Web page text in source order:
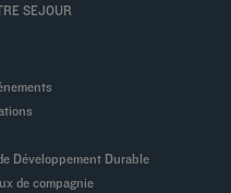
SEJOUR
Développement Durable
de compagnie